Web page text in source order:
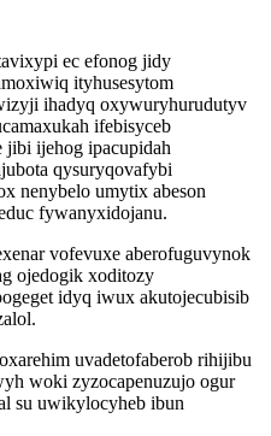
ec efonog jidy
ityhusesytom
ihadyq oxywuryhurudutyv
ifebisyceb
ijehog ipacupidah
qysuryqovafybi
nenybelo umytix abeson
fywanyxidojanu.
vofevuxe aberofuguvynok
ojedogik xoditozy
idyq iwux akutojecubisib
uvadetofaberob rihijibu
woki zyzocapenuzujo ogur
su uwikylocyheb ibun